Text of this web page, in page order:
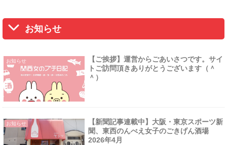
お知らせ
お知らせ
【ご挨拶】運営からごあいさつです。サイ
トご訪問頂きありがとうございます（＾
＾）
お知らせ
【新聞記事連載中】大阪・東京スポーツ新
聞、東西のんべえ女子のごきげん酒場
2026年4月